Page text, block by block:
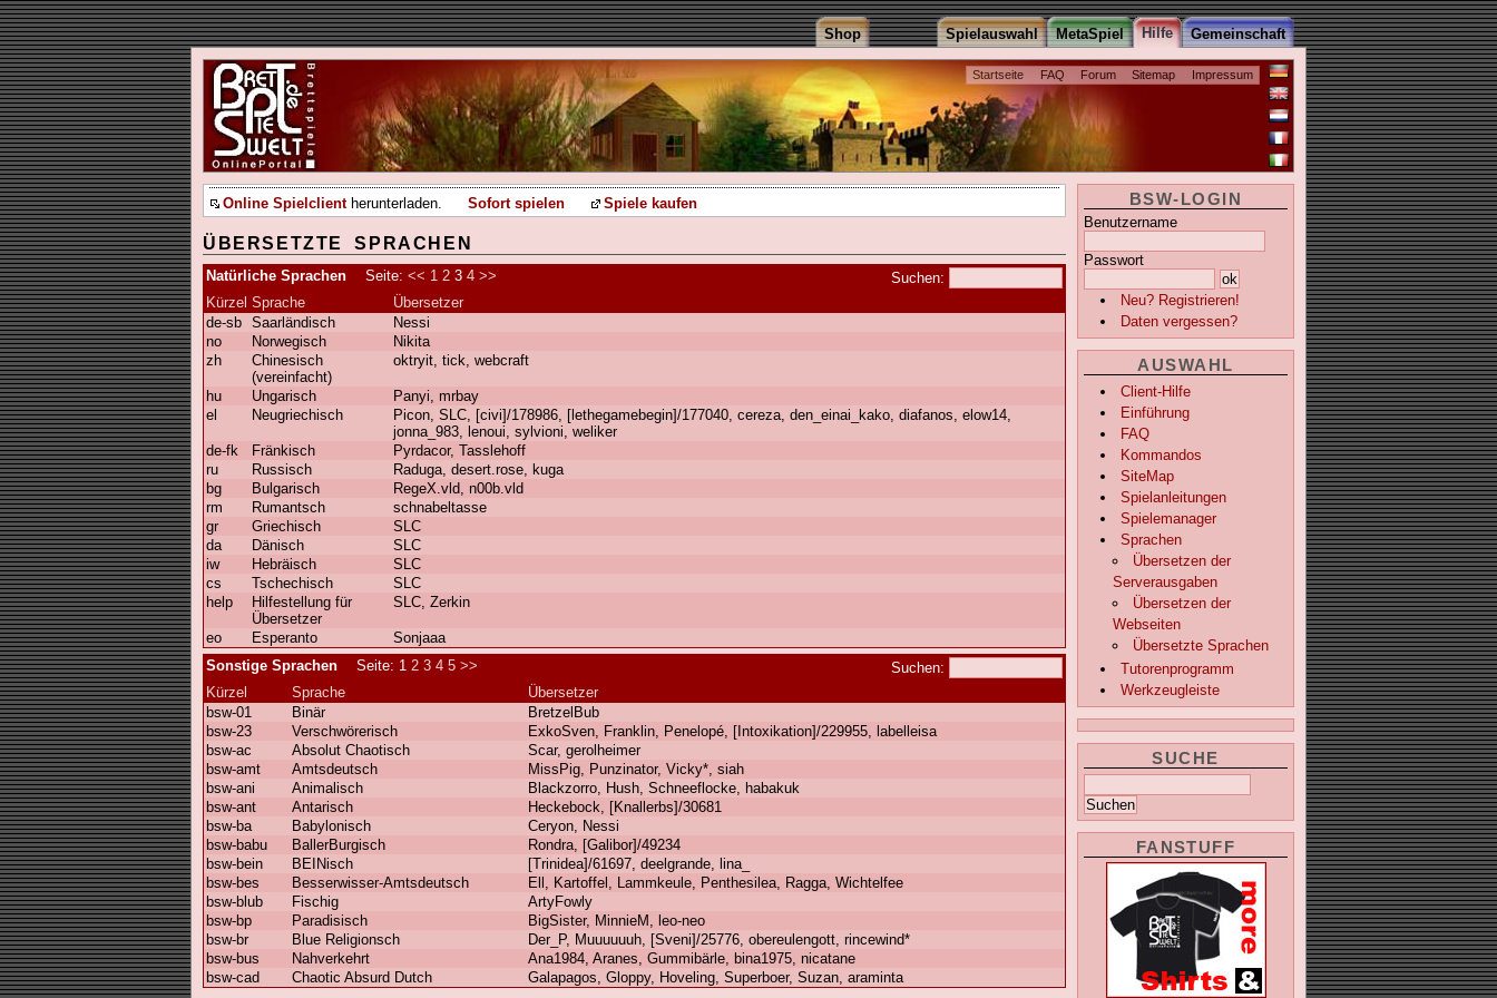
Startseite FAQ Forum Sitemap Impressum
Gemeinschaft
Hilfe
MetaSpiel
Spielauswahl
Shop
BSW-LOGIN
Benutzername
Passwort
Neu? Registrieren!
Daten vergessen?
AUSWAHL
Client-Hilfe
Einführung
FAQ
Kommandos
SiteMap
Spielanleitungen
Spielemanager
Sprachen
Übersetzen der
Serverausgaben
Übersetzen der
Webseiten
Übersetzte Sprachen
Tutorenprogramm
Werkzeugleiste
SUCHE
FANSTUFF
Online Spielclientherunterladen. Sofort spielen Spiele kaufen
ÜBERSETZTE SPRACHEN
Suchen:
Natürliche Sprachen Seite:<< 1 2 34 >>
Kürzel Sprache
Übersetzer
de-sb Saarländisch
Nessi
no
Norwegisch
Nikita
zh
Chinesisch
(vereinfacht)
oktryit, tick, webcraft
hu Ungarisch
Panyi, mrbay
el
Neugriechisch
Picon, SLC, [civi]/178986, [lethegamebegin]/177040, cereza, den_einai_kako, diafanos, elow14,
jonna_983, lenoui, sylvioni, weliker
de-fk
Fränkisch
Pyrdacor, Tasslehoff
ru
Russisch
Raduga, desert.rose, kuga
bg
Bulgarisch
RegeX.vld, n00b.vld
rm
Rumantsch
schnabeltasse
gr
Griechisch
SLC
da
Dänisch
SLC
iw
Hebräisch
SLC
cs
Tschechisch
SLC
help
Hilfestellung für
Übersetzer
SLC, Zerkin
eo Esperanto
Sonjaaa
Suchen:
Sonstige Sprachen Seite: 1 2 3 4 5 >>
Kürzel
Sprache
Übersetzer
bsw-01
Binär
BretzelBub
bsw-23
Verschwörerisch
ExkoSven, Franklin, Penelopé, [Intoxikation]/229955, labelleisa
bsw-ac
Absolut Chaotisch
Scar, gerolheimer
bsw-amt
Amtsdeutsch
MissPig, Punzinator, Vicky*, siah
bsw-ani
Animalisch
Blackzorro, Hush, Schneeflocke, habakuk
bsw-ant
Antarisch
Heckebock, [Knallerbs]/30681
bsw-ba
Babylonisch
Ceryon, Nessi
bsw-babu
BallerBurgisch
Rondra, [Galibor]/49234
bsw-bein
BEINisch
[Trinidea]/61697, deelgrande, lina_
bsw-bes
Besserwisser-Amtsdeutsch
Ell, Kartoffel, Lammkeule, Penthesilea, Ragga, Wichtelfee
bsw-blub
Fischig
ArtyFowly
bsw-bp
Paradisisch
BigSister, MinnieM, leo-neo
bsw-br
Blue Religionsch
Der_P, Muuuuuuh, [Sveni]/25776, obereulengott, rincewind*
bsw-bus
Nahverkehrt
Ana1984, Aranes, Gummibärle, bina1975, nicatane
bsw-cad
Chaotic Absurd Dutch Galapagos, Gloppy, Hoveling, Superboer, Suzan, araminta